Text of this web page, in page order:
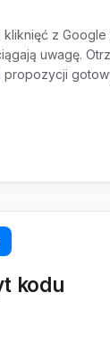
z
uwagę.
propozycji
kodu